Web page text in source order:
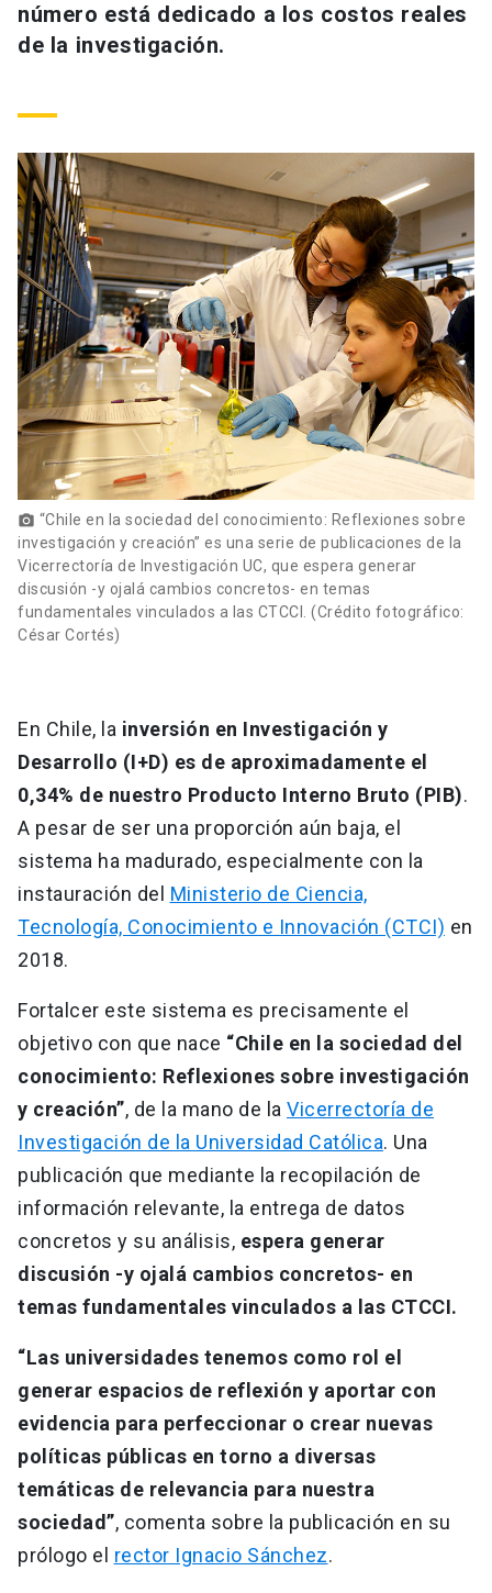
Personal
Padres y familia
Vecinos
Correo UC launch
Medios Biblioteca launch
Donaciones launch
número está dedicado a los costos reales
de la investigación.
photo_camera “Chile en la sociedad del conocimiento: Reflexiones sobre
investigación y creación” es una serie de publicaciones de la
Vicerrectoría de Investigación UC, que espera generar
discusión -y ojalá cambios concretos- en temas
fundamentales vinculados a las CTCCI. (Crédito fotográfico:
César Cortés)
En Chile, la inversión en Investigación y
Desarrollo (I+D) es de aproximadamente el
0,34% de nuestro Producto Interno Bruto (PIB).
A pesar de ser una proporción aún baja, el
sistema ha madurado, especialmente con la
instauración del Ministerio de Ciencia,
Tecnología, Conocimiento e Innovación (CTCI) en
2018.
Fortalcer este sistema es precisamente el
objetivo con que nace “Chile en la sociedad del
conocimiento: Reflexiones sobre investigación
y creación”, de la mano de la Vicerrectoría de
Investigación de la Universidad Católica. Una
publicación que mediante la recopilación de
información relevante, la entrega de datos
concretos y su análisis, espera generar
discusión -y ojalá cambios concretos- en
temas fundamentales vinculados a las CTCCI.
“Las universidades tenemos como rol el
generar espacios de reflexión y aportar con
evidencia para perfeccionar o crear nuevas
políticas públicas en torno a diversas
temáticas de relevancia para nuestra
sociedad”, comenta sobre la publicación en su
prólogo el rector Ignacio Sánchez.